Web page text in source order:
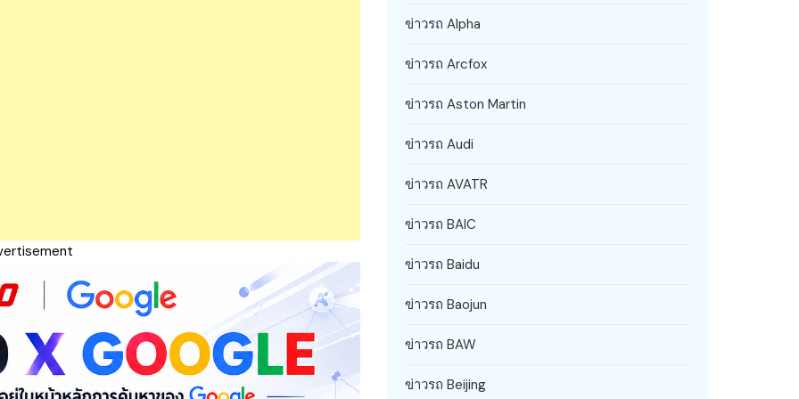
ข่าวรถ Alpha
ข่าวรถ Arcfox
ข่าวรถ Aston Martin
ข่าวรถ Audi
ข่าวรถ AVATR
ข่าวรถ BAIC
ข่าวรถ Baidu
ข่าวรถ Baojun
ข่าวรถ BAW
ข่าวรถ Beijing